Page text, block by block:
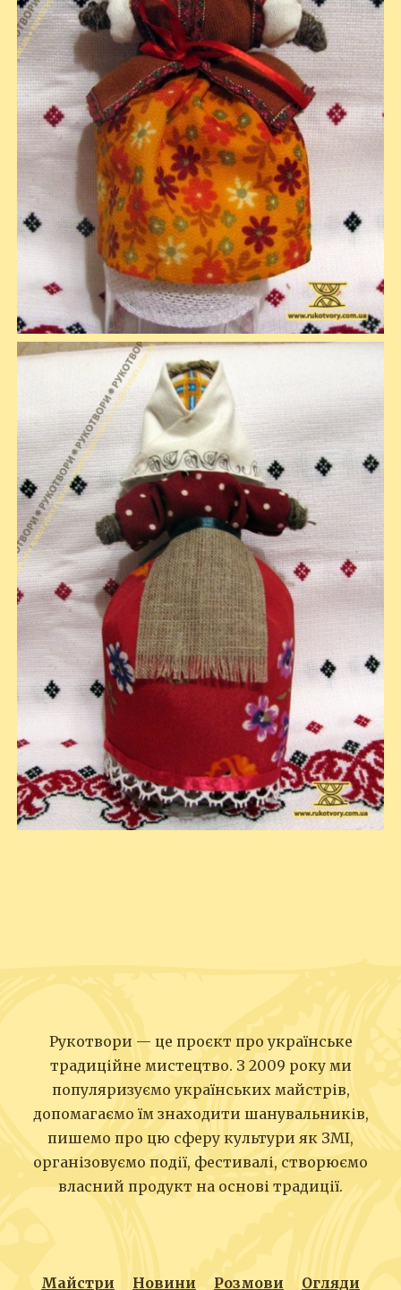
Рукотвори — це проєкт про українське
традиційне мистецтво. З 2009 року ми
популяризуємо українських майстрів,
допомагаємо їм знаходити шанувальників,
пишемо про цю сферу культури як ЗМІ,
організовуємо події, фестивалі, створюємо
власний продукт на основі традиції.
Майстри Новини Розмови Огляди